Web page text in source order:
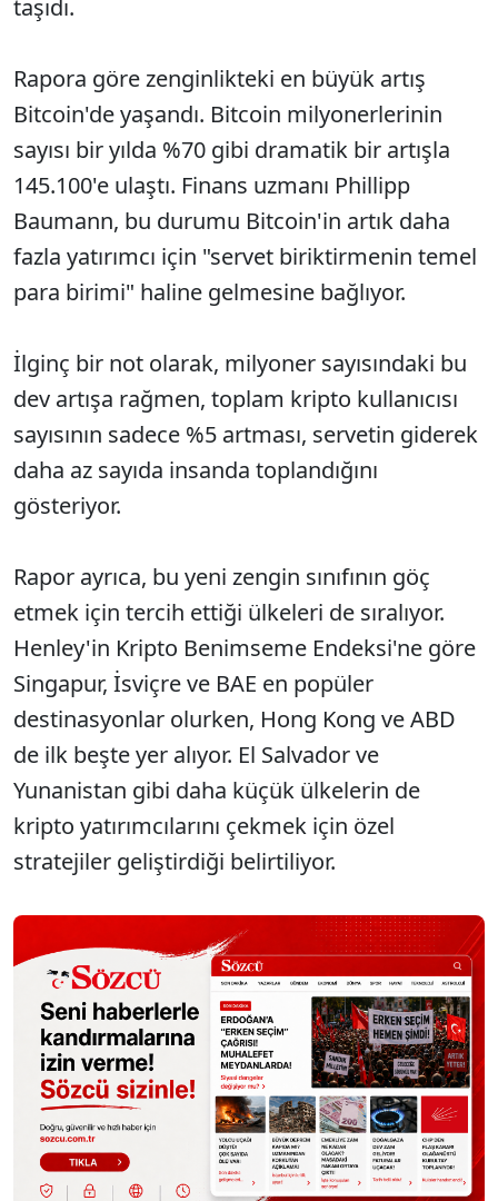
taşıdı.
Rapora göre zenginlikteki en büyük artış
Bitcoin'de yaşandı. Bitcoin milyonerlerinin
sayısı bir yılda %70 gibi dramatik bir artışla
145.100'e ulaştı. Finans uzmanı Phillipp
Baumann, bu durumu Bitcoin'in artık daha
fazla yatırımcı için "servet biriktirmenin temel
para birimi" haline gelmesine bağlıyor.
İlginç bir not olarak, milyoner sayısındaki bu
dev artışa rağmen, toplam kripto kullanıcısı
sayısının sadece %5 artması, servetin giderek
daha az sayıda insanda toplandığını
gösteriyor.
Rapor ayrıca, bu yeni zengin sınıfının göç
etmek için tercih ettiği ülkeleri de sıralıyor.
Henley'in Kripto Benimseme Endeksi'ne göre
Singapur, İsviçre ve BAE en popüler
destinasyonlar olurken, Hong Kong ve ABD
de ilk beşte yer alıyor. El Salvador ve
Yunanistan gibi daha küçük ülkelerin de
kripto yatırımcılarını çekmek için özel
stratejiler geliştirdiği belirtiliyor.